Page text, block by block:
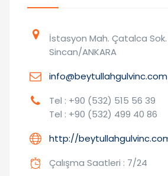
İstasyon Mah. Çatalca Sok.
Sincan/ANKARA
info@beytullahgulvinc.com
Tel : +90 (532) 515 56 39
Tel : +90 (532) 499 40 86
http://
Çalışma Saatleri : 7/24